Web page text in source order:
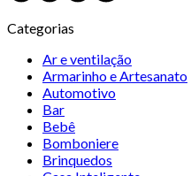
Categorias
Ar e ventilação
Armarinho e Artesanato
Automotivo
Bar
Bebê
Bomboniere
Brinquedos